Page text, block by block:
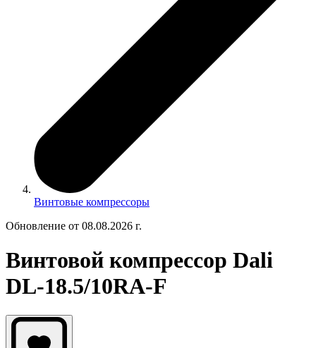
Винтовые компрессоры
Обновление от 08.08.2026 г.
Винтовой компрессор Dali
DL-18.5/10RA-F